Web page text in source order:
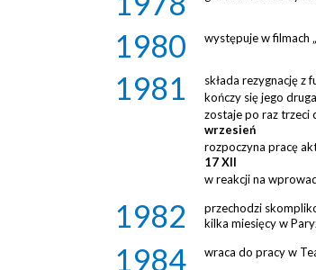
1980 występuje w filmach
1981
składa rezygnację z
kończy się jego
zostaje po raz trzeci
wrzesień
rozpoczyna pracę
17 XII
w reakcji na
1982
przechodzi
kilka miesięcy w
1984 wraca do pracy w